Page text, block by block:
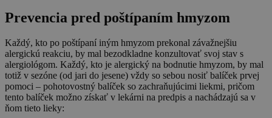
Prevencia pred poštípaním hmyzom
Každý, kto po poštípaní iným hmyzom prekonal závažnejšiu
alergickú reakciu, by mal bezodkladne konzultovať svoj stav s
alergiológom. Každý, kto je alergický na bodnutie hmyzom, by mal
totiž v sezóne (od jari do jesene) vždy so sebou nosiť balíček prvej
pomoci – pohotovostný balíček so zachraňujúcimi liekmi, pričom
tento balíček možno získať v lekárni na predpis a nachádzajú sa v
ňom tieto lieky: